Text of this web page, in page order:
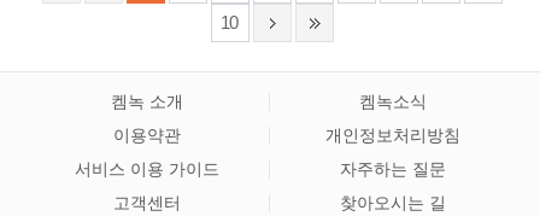
10
켐녹 소개
켐녹소식
이용약관
개인정보처리방침
서비스 이용 가이드
자주하는 질문
고객센터
찾아오시는 길